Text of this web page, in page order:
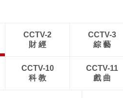
CCTV-2
財 經
CCTV-3
綜 藝
CCTV-10
科 教
CCTV-11
戲 曲